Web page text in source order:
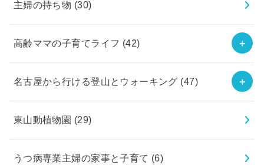
主婦の持ち物 (30)
高齢ママの子育てライフ (42)
名古屋から行ける登山とウォーキング (47)
東山動植物園 (29)
うつ病専業主婦の家事と子育て (6)